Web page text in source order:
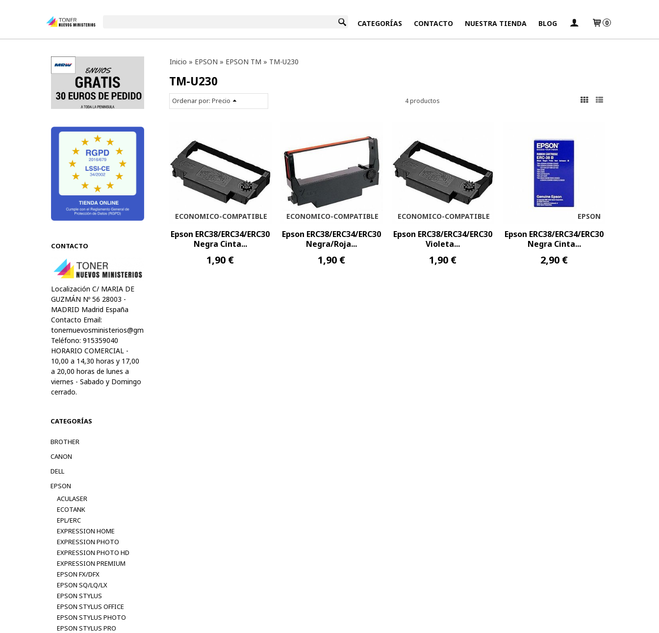
INICIO CATEGORÍAS CONTACTO NUESTRA TIENDA BLOG 0
CONTACTO
Localización C/ MARIA DE
GUZMÁN Nº 56 28003 -
MADRID Madrid España
Contacto Email:
tonernuevosministerios@gmail.com
Teléfono: 915359040
HORARIO COMERCIAL -
10,00 a 14,30 horas y 17,00
a 20,00 horas de lunes a
viernes - Sabado y Domingo
cerrado.
CATEGORÍAS
BROTHER
CANON
DELL
EPSON
ACULASER
ECOTANK
EPL/ERC
EXPRESSION HOME
EXPRESSION PHOTO
EXPRESSION PHOTO HD
EXPRESSION PREMIUM
EPSON FX/DFX
EPSON SQ/LQ/LX
EPSON STYLUS
EPSON STYLUS OFFICE
EPSON STYLUS PHOTO
EPSON STYLUS PRO
Inicio » EPSON » EPSON TM » TM-U230
TM-U230
Ordenar por: Precio 4 productos
ECONOMICO-COMPATIBLE
Epson ERC38/ERC34/ERC30
Negra Cinta...
1,90 €
ECONOMICO-COMPATIBLE
Epson ERC38/ERC34/ERC30
Negra/Roja...
1,90 €
ECONOMICO-COMPATIBLE
Epson ERC38/ERC34/ERC30
Violeta...
1,90 €
EPSON
Epson ERC38/ERC34/ERC30
Negra Cinta...
2,90 €